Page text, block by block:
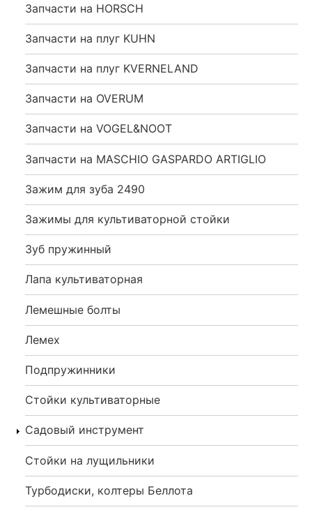
Запчасти на HORSCH
Запчасти на плуг KUHN
Запчасти на плуг KVERNELAND
Запчасти на OVERUM
Запчасти на VOGEL&NOOT
Запчасти на MASCHIO GASPARDO ARTIGLIO
Зажим для зуба 2490
Зажимы для культиваторной стойки
Зуб пружинный
Лапа культиваторная
Лемешные болты
Лемех
Подпружинники
Стойки культиваторные
Садовый инструмент
Стойки на лущильники
Турбодиски, колтеры Беллота